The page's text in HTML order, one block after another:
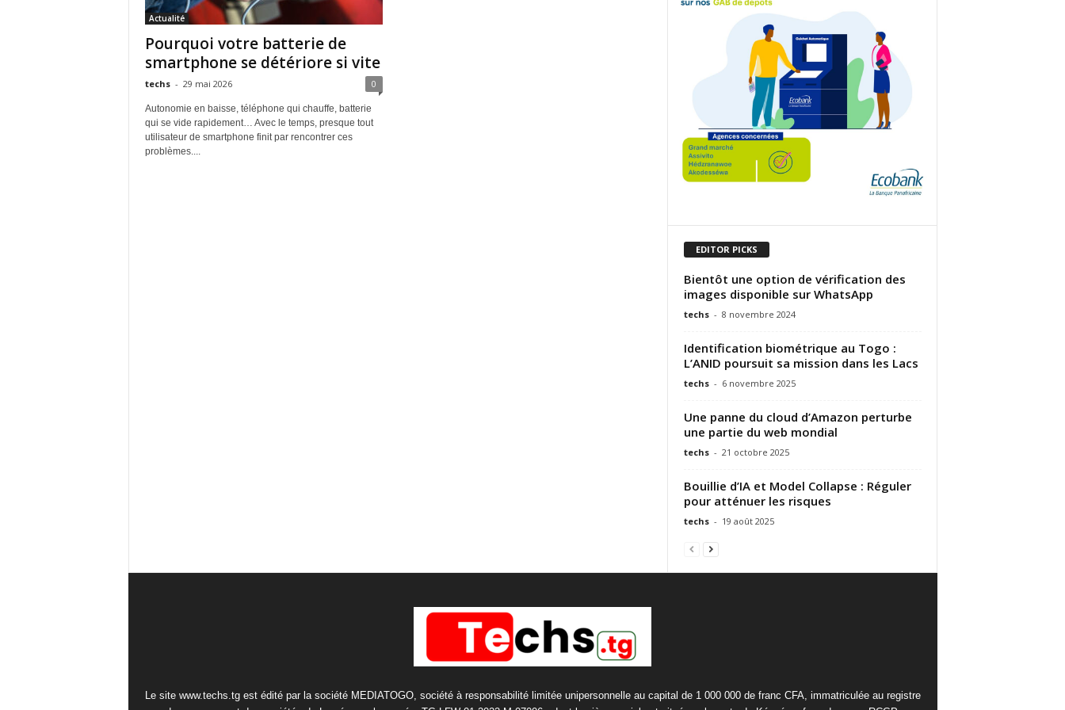
Actualité
Pourquoi votre batterie de
smartphone se détériore si vite
techs - 29 mai 2026 0
Autonomie en baisse, téléphone qui chauffe, batterie
qui se vide rapidement… Avec le temps, presque tout
utilisateur de smartphone finit par rencontrer ces
problèmes....
EDITOR PICKS
Bientôt une option de vérification des
images disponible sur WhatsApp
techs - 8 novembre 2024
Identification biométrique au Togo :
L’ANID poursuit sa mission dans les Lacs
techs - 6 novembre 2025
Une panne du cloud d’Amazon perturbe
une partie du web mondial
techs - 21 octobre 2025
Bouillie d’IA et Model Collapse : Réguler
pour atténuer les risques
techs - 19 août 2025
Le site www.techs.tg est édité par la société MEDIATOGO, société à responsabilité limitée unipersonnelle au capital de 1 000 000 de franc CFA, immatriculée au registre